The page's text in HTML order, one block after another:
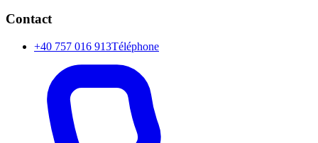
Contact
+40 757 016 913Téléphone